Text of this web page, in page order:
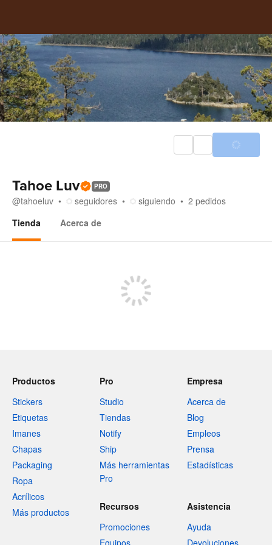
Tahoe Luv PRO
@tahoeluv seguidores siguiendo 2 pedidos
Tienda
Acerca de
Productos
Stickers
Etiquetas
Imanes
Chapas
Packaging
Ropa
Acrílicos
Más productos
Pro
Studio
Tiendas
Notify
Ship
Más herramientas
Pro
Empresa
Acerca de
Blog
Empleos
Prensa
Estadísticas
Recursos
Promociones
Equipos
Asistencia
Ayuda
Devoluciones